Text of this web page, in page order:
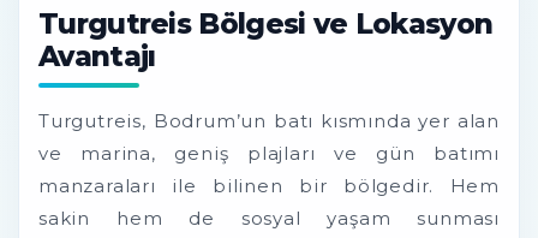
Turgutreis Bölgesi ve Lokasyon
Avantajı
Turgutreis, Bodrum’un batı kısmında yer alan
ve marina, geniş plajları ve gün batımı
manzaraları ile bilinen bir bölgedir. Hem
sakin hem de sosyal yaşam sunması